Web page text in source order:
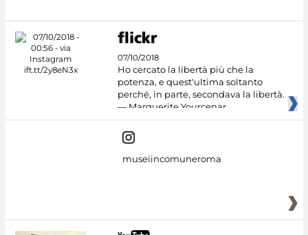
07/10/2018
Ho cercato la libertà più che la
potenza, e quest'ultima soltanto
perché, in parte, secondava la libertà.
— Marguerite Yourcenar
museiincomuneroma